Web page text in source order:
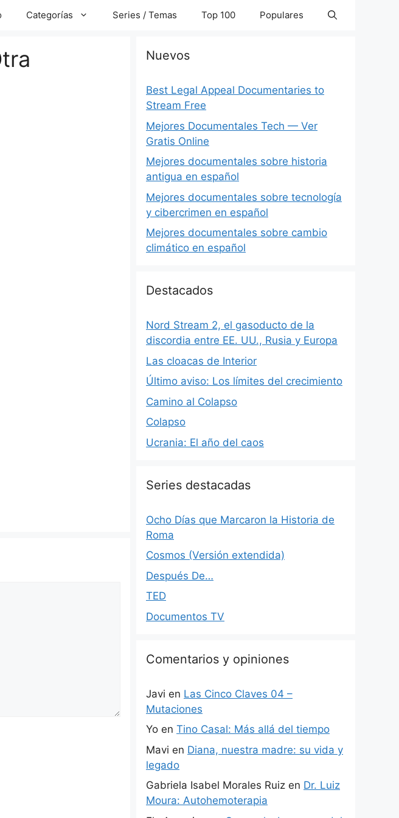
Categorías Series / Temas Top 100 Populares
Nuevos
Best Legal Appeal Documentaries to
Stream Free
Mejores Documentales Tech — Ver
Gratis Online
Mejores documentales sobre historia
antigua en español
Mejores documentales sobre tecnología
y cibercrimen en español
Mejores documentales sobre cambio
climático en español
Destacados
Nord Stream 2, el gasoducto de la
discordia entre EE. UU., Rusia y Europa
Las cloacas de Interior
Último aviso: Los límites del crecimiento
Camino al Colapso
Colapso
Ucrania: El año del caos
Series destacadas
Ocho Días que Marcaron la Historia de
Roma
Cosmos (Versión extendida)
Después De…
TED
Documentos TV
Comentarios y opiniones
Javi en Las Cinco Claves 04 –
Mutaciones
Yo en Tino Casal: Más allá del tiempo
Mavi en Diana, nuestra madre: su vida y
legado
Gabriela Isabel Morales Ruiz en Dr. Luiz
Moura: Autohemoterapia